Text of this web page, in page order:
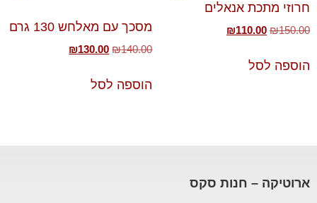
חרוזי מתכת אנאלים
₪150.00
₪110.00
הוספה לסל
מסכך עם מאלחש 130 גרם
₪140.00
₪130.00
הוספה לסל
ארוטיקה – חנות סקס